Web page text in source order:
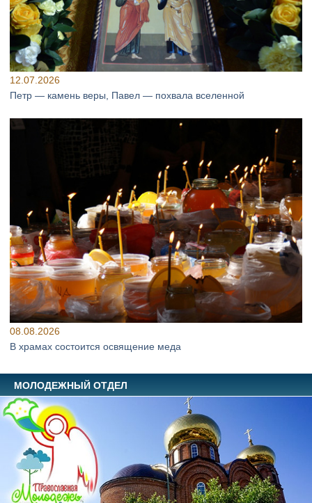
12.07.2026
Петр — камень веры, Павел — похвала вселенной
08.08.2026
В храмах состоится освящение меда
МОЛОДЕЖНЫЙ ОТДЕЛ